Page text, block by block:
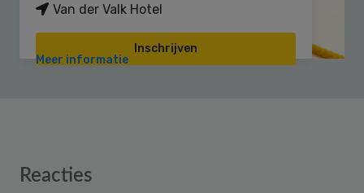
Van der Valk Hotel
Inschrijven
Meer informatie
Reader
Reacties